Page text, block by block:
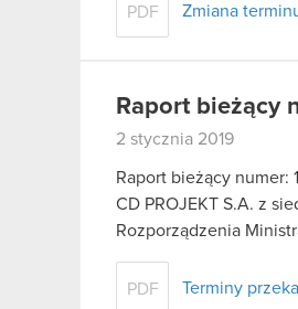
PDF Zmiana
Raport bieżący
2 stycznia 2019
Raport bieżący numer:
CD PROJEKT S.A. z
Rozporządzenia
PDF Terminy